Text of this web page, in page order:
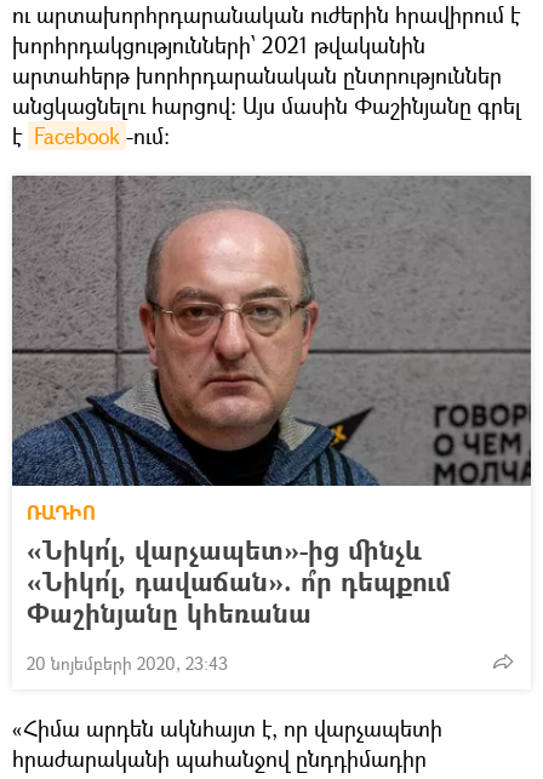
ու արտախորհրդարանական ուժերին հրավիրում է
խորհրդակցությունների՝ 2021 թվականին
արտահերթ խորհրդարանական ընտրություններ
անցկացնելու հարցով։ Այս մասին Փաշինյանը գրել
է Facebook -ում։
ՌԱԴԻՈ
«Նիկո՛լ, վարչապետ»-ից մինչև
«Նիկո՛լ, դավաճան». ո՞ր դեպքում
Փաշինյանը կհեռանա
20 նոյեմբերի 2020, 23:43
«Հիմա արդեն ակնհայտ է, որ վարչապետի
հրաժարականի պահանջով ընդդիմադիր